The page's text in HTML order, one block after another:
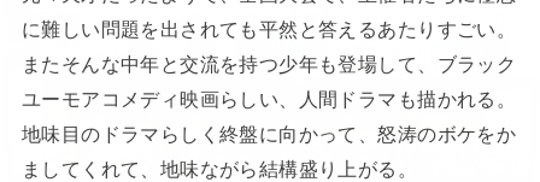
に難しい問題を出されても平然と答えるあたりすごい。
またそんな中年と交流を持つ少年も登場して、ブラック
ユーモアコメディ映画らしい、人間ドラマも描かれる。
地味目のドラマらしく終盤に向かって、怒涛のボケをか
ましてくれて、地味ながら結構盛り上がる。